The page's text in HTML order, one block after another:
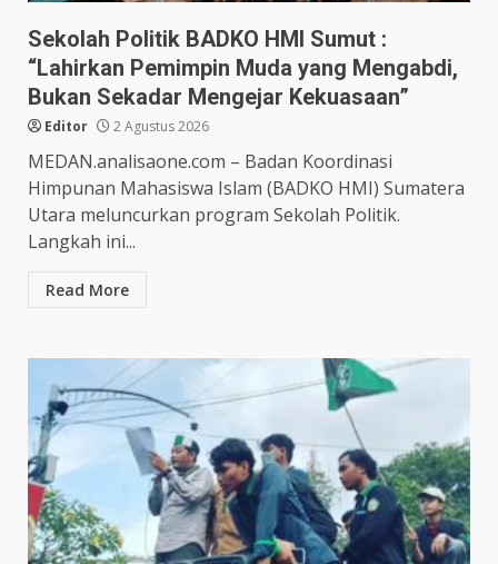
Sekolah Politik BADKO HMI Sumut :
“Lahirkan Pemimpin Muda yang Mengabdi,
Bukan Sekadar Mengejar Kekuasaan”
Editor 2 Agustus 2026
MEDAN.analisaone.com – Badan Koordinasi
Himpunan Mahasiswa Islam (BADKO HMI) Sumatera
Utara meluncurkan program Sekolah Politik.
Langkah ini...
Read More